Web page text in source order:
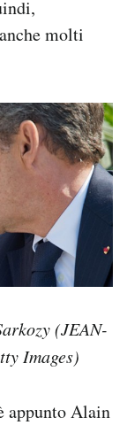
molti
(JEAN-
Images)
appunto Alain